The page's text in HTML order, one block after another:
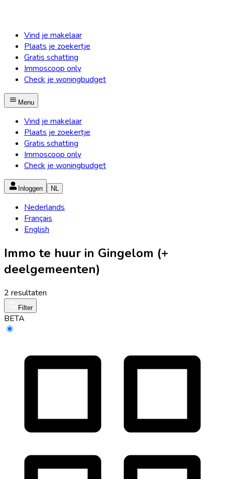
Vind je makelaar
Plaats je zoekertje
Gratis schatting
Immoscoop only
Check je woningbudget
Menu
Vind je makelaar
Plaats je zoekertje
Gratis schatting
Immoscoop only
Check je woningbudget
Inloggen NL
Nederlands
Français
English
Immo te huur in Gingelom (+
deelgemeenten)
2 resultaten
Filter
BETA